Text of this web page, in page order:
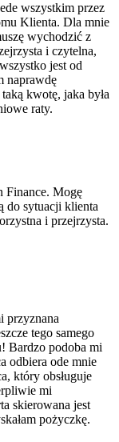
wszystkim przez
Klienta. Dla mnie
wychodzić z
i czytelna,
jest od
naprawdę
kwotę, jaka była
raty.
Finance. Mogę
do sytuacji klienta
i przejrzysta.
przyznana
tego samego
Bardzo podoba mi
odbiera ode mnie
który obsługuje
mi
skierowana jest
pożyczkę.